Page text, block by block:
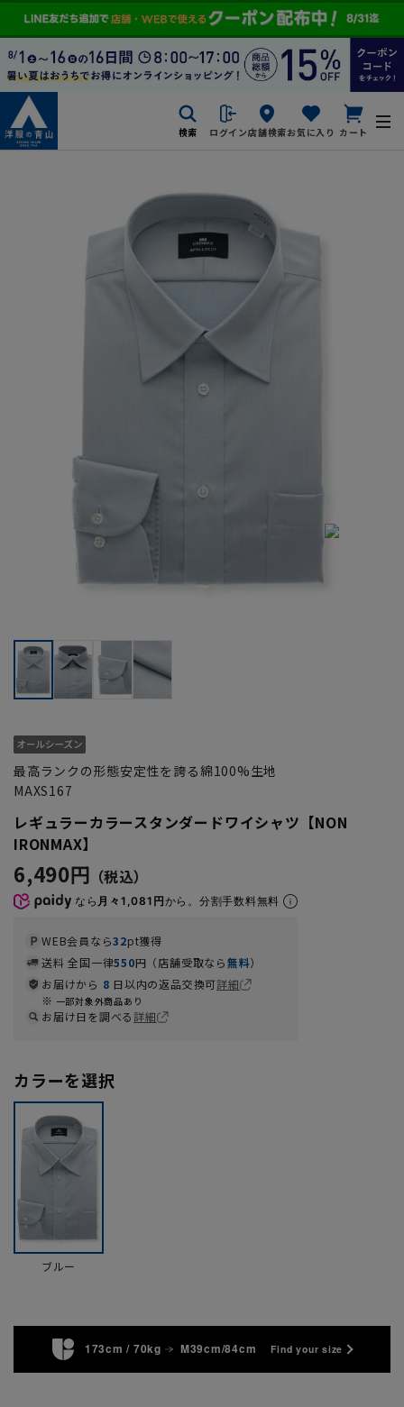
検索 ログイン店舗検索お気に入り カート
最高ランクの形態安定性を誇る綿100%生地
MAXS167
レギュラーカラースタンダードワイシャツ【NON
IRONMAX】
6,490円
なら 月々1,081円から。分割手数料無料
WEB会員なら32pt獲得
送料 全国一律550円（店舗受取なら無料）
お届けから 8 日以内の返品交換可詳細
一部対象外商品あり
お届け日を調べる詳細
カラーを選択
ブルー
173cm / 70kg M39cm/84cm Find your size